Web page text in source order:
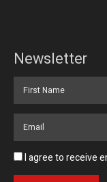
Newsletter
I agree to receive